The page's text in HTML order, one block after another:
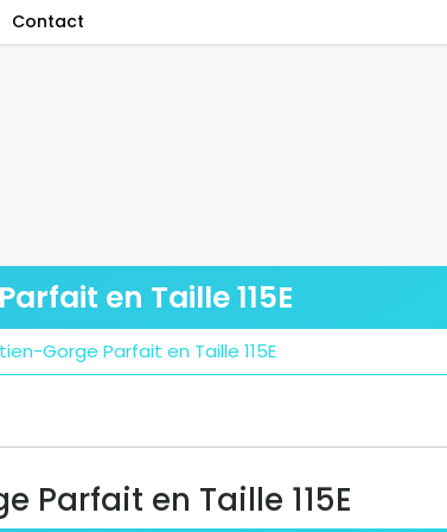
Contact
en Taille 115E
Gorge Parfait en Taille 115E
Parfait en Taille 115E